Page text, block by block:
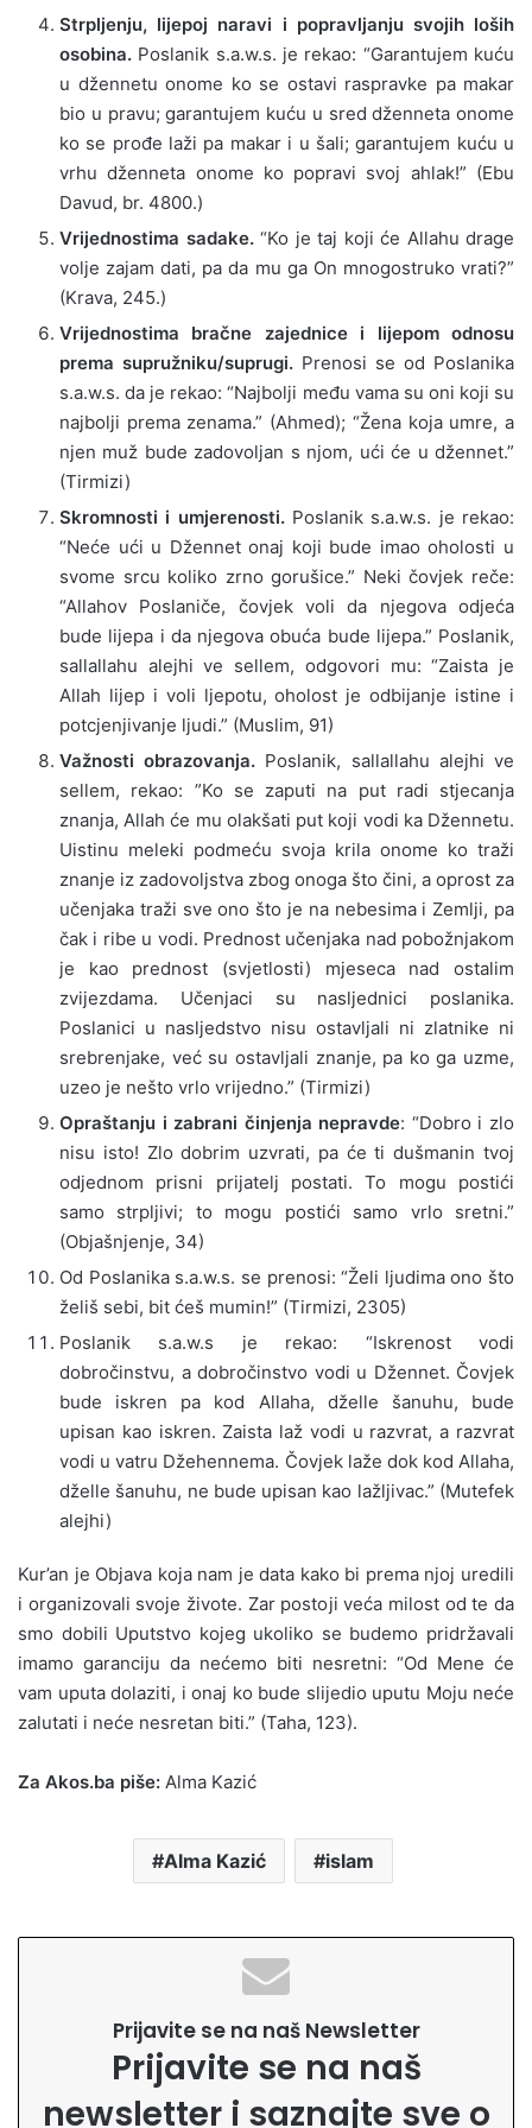
Strpljenju, lijepoj naravi i popravljanju svojih loših
osobina. Poslanik s.a.w.s. je rekao: “Garantujem kuću
u džennetu onome ko se ostavi raspravke pa makar
bio u pravu; garantujem kuću u sred dženneta onome
ko se prođe laži pa makar i u šali; garantujem kuću u
vrhu dženneta onome ko popravi svoj ahlak!” (Ebu
Davud, br. 4800.)
Vrijednostima sadake. “Ko je taj koji će Allahu drage
volje zajam dati, pa da mu ga On mnogostruko vrati?”
(Krava, 245.)
Vrijednostima bračne zajednice i lijepom odnosu
prema supružniku/suprugi. Prenosi se od Poslanika
s.a.w.s. da je rekao: “Najbolji među vama su oni koji su
najbolji prema zenama.” (Ahmed); “Žena koja umre, a
njen muž bude zadovoljan s njom, ući će u džennet.”
(Tirmizi)
Skromnosti i umjerenosti.Poslanik s.a.w.s. je rekao:
“Neće ući u Džennet onaj koji bude imao oholosti u
svome srcu koliko zrno gorušice.” Neki čovjek reče:
“Allahov Poslaniče, čovjek voli da njegova odjeća
bude lijepa i da njegova obuća bude lijepa.” Poslanik,
sallallahu alejhi ve sellem, odgovori mu: “Zaista je
Allah lijep i voli ljepotu, oholost je odbijanje istine i
potcjenjivanje ljudi.” (Muslim, 91)
Važnosti obrazovanja. Poslanik, sallallahu alejhi ve
sellem, rekao: ”Ko se zaputi na put radi stjecanja
znanja, Allah će mu olakšati put koji vodi ka Džennetu.
Uistinu meleki podmeću svoja krila onome ko traži
znanje iz zadovoljstva zbog onoga što čini, a oprost za
učenjaka traži sve ono što je na nebesima i Zemlji, pa
čak i ribe u vodi. Prednost učenjaka nad pobožnjakom
je kao prednost (svjetlosti) mjeseca nad ostalim
zvijezdama. Učenjaci su nasljednici poslanika.
Poslanici u nasljedstvo nisu ostavljali ni zlatnike ni
srebrenjake, već su ostavljali znanje, pa ko ga uzme,
uzeo je nešto vrlo vrijedno.” (Tirmizi)
Opraštanju i zabrani činjenja nepravde: “Dobro i zlo
nisu isto! Zlo dobrim uzvrati, pa će ti dušmanin tvoj
odjednom prisni prijatelj postati. To mogu postići
samo strpljivi; to mogu postići samo vrlo sretni.”
(Objašnjenje, 34)
Od Poslanika s.a.w.s. se prenosi: “Želi ljudima ono što
želiš sebi, bit ćeš mumin!” (Tirmizi, 2305)
Poslanik s.a.w.s je rekao: “Iskrenost vodi
dobročinstvu, a dobročinstvo vodi u Džennet. Čovjek
bude iskren pa kod Allaha, dželle šanuhu, bude
upisan kao iskren. Zaista laž vodi u razvrat, a razvrat
vodi u vatru Džehennema. Čovjek laže dok kod Allaha,
dželle šanuhu, ne bude upisan kao lažljivac.” (Mutefek
alejhi)
Kur’an je Objava koja nam je data kako bi prema njoj uredili
i organizovali svoje živote. Zar postoji veća milost od te da
smo dobili Uputstvo kojeg ukoliko se budemo pridržavali
imamo garanciju da nećemo biti nesretni: “Od Mene će
vam uputa dolaziti, i onaj ko bude slijedio uputu Moju neće
zalutati i neće nesretan biti.” (Taha, 123).
Za Akos.ba piše: Alma Kazić
Alma Kazić islam
Prijavite se na naš Newsletter
Prijavite se na naš
newsletter i saznajte sve o